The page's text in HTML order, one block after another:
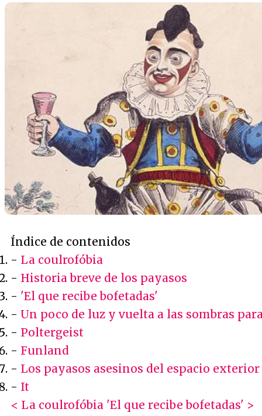
Índice de contenidos
- La coulrofóbia
- Historia breve de los payasos
- 'El que recibe bofetadas'
- Un poco de luz y vuelta a las sombras
- Poltergeist
- Funland
- Los payasos asesinos del espacio exterior
- It
< La coulrofóbia 'El que recibe bofetadas' >